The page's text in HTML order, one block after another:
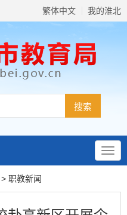
繁体中文 我的淮北
> 职教新闻